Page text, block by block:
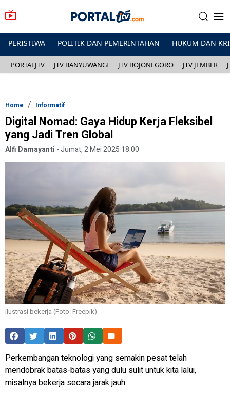
PERISTIWA POLITIK DAN PEMERINTAHAN HUKUM DAN
PORTALJTV JTV BANYUWANGI JTV BOJONEGORO JTV JEMBER
Home Informatif
Digital Nomad: Gaya Hidup Kerja Fleksibel
yang Jadi Tren Global
Alfi Damayanti -Jumat, 2 Mei 2025 18:00
ilustrasi bekerja (Foto: Freepik)
Perkembangan teknologi yang semakin pesat telah
mendobrak batas-batas yang dulu sulit untuk kita lalui,
misalnya bekerja secara jarak jauh.